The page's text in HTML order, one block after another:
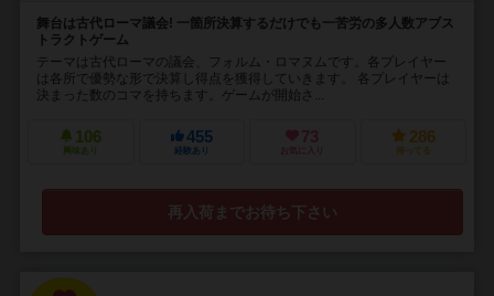
舞台は古代ローマ議会! 一箇所決算するだけでも一苦労の多人数アブス
トラクトゲーム
テーマは古代ローマの議会、フォルム・ロマヌムです。各プレイヤー
は各所で優勢な形で決算し得点を獲得していきます。 各プレイヤーは
決まった数のコマを持ちます。ゲームが開始さ...
106
興味あり
455
経験あり
73
お気に入り
286
持ってる
再入荷までお待ち下さい